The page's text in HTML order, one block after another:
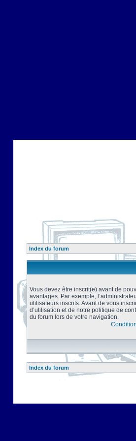
Index du forum
Vous devez être inscrit(e) avant de
avantages. Par exemple,
utilisateurs inscrits. Avant de vous
d’utilisation et de notre politique de
du forum lors de votre navigation.
Index du forum